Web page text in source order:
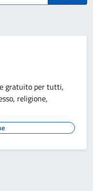
gratuito per tutti,
religione,